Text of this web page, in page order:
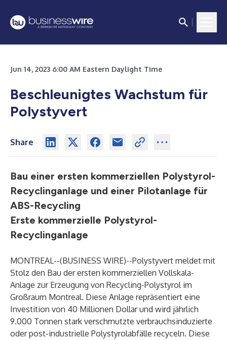
Jun 14, 2023 6:00 AM Eastern Daylight Time
Beschleunigtes Wachstum für
Polystyvert
Share
Bau einer ersten kommerziellen Polystyrol-
Recyclinganlage und einer Pilotanlage für
ABS-Recycling
Erste kommerzielle Polystyrol-
Recyclinganlage
MONTREAL--(BUSINESS WIRE)--Polystyvert meldet mit
Stolz den Bau der ersten kommerziellen Vollskala-
Anlage zur Erzeugung von Recycling-Polystyrol im
Großraum Montreal. Diese Anlage repräsentiert eine
Investition von 40 Millionen Dollar und wird jährlich
9.000 Tonnen stark verschmutzte verbrauchsinduzierte
oder post-industrielle Polystyrolabfälle recyceln. Diese